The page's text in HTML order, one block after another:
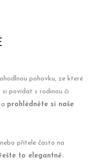
pohovku, ze které
povídat s rodinou či
prohlédněte si naše
přítele často na
to elegantně.